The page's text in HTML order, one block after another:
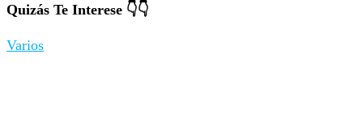
Quizás Te Interese 👇👇
Varios